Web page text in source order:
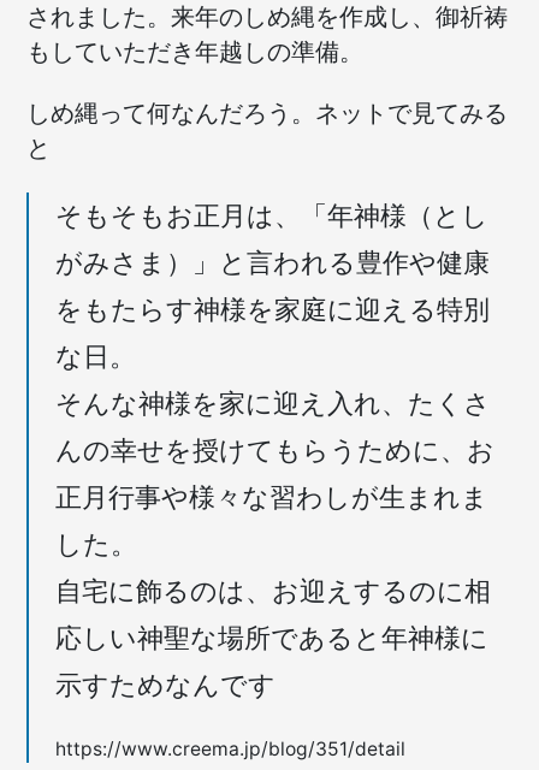
されました。来年のしめ縄を作成し、御祈祷
もしていただき年越しの準備。
しめ縄って何なんだろう。ネットで見てみる
と
そもそもお正月は、「年神様（とし
がみさま）」と言われる豊作や健康
をもたらす神様を家庭に迎える特別
な日。
そんな神様を家に迎え入れ、たくさ
んの幸せを授けてもらうために、お
正月行事や様々な習わしが生まれま
した。
自宅に飾るのは、お迎えするのに相
応しい神聖な場所であると年神様に
示すためなんです
https://www.creema.jp/blog/351/detail